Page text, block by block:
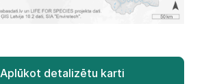
Aplūkot detalizētu karti